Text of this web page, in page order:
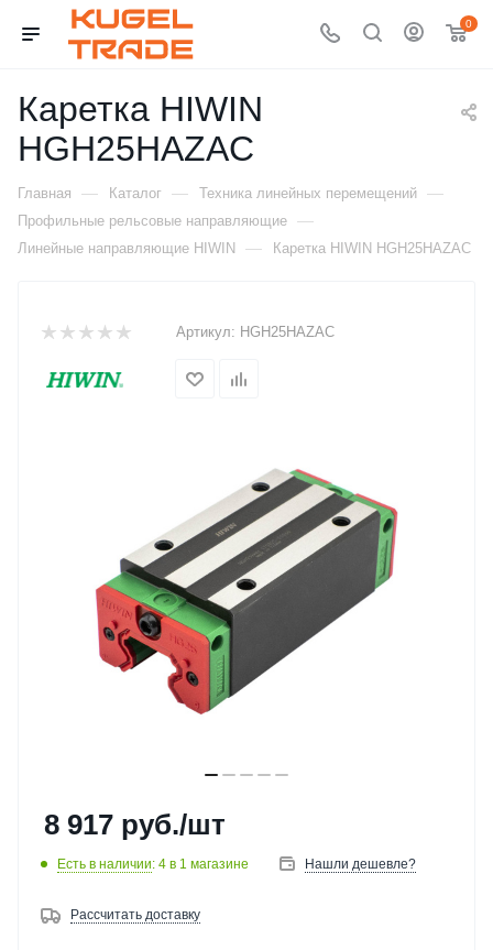
0
Каретка HIWIN
HGH25HAZAC
Главная — Каталог — Техника линейных перемещений —
Профильные рельсовые направляющие —
Линейные направляющие HIWIN — Каретка HIWIN HGH25HAZAC
Артикул: HGH25HAZAC
8 917 руб./шт
Есть в наличии: 4 в 1 магазине Нашли дешевле?
Рассчитать доставку